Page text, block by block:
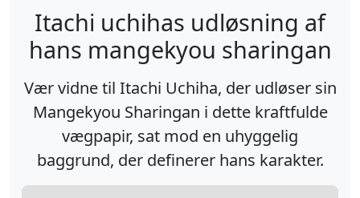
Itachi uchihas udløsning af
hans mangekyou sharingan
Vær vidne til Itachi Uchiha, der udløser sin
Mangekyou Sharingan i dette kraftfulde
vægpapir, sat mod en uhyggelig
baggrund, der definerer hans karakter.